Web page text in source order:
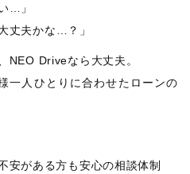
…」
丈夫かな…？」
NEO Driveなら大丈夫。
一人ひとりに合わせたローンの
安がある方も安心の相談体制